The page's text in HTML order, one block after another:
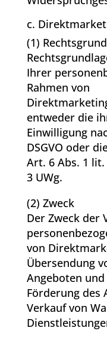
c.
(1)
Ihrer
Rahmen von
entweder die
Einwilligung
DSGVO oder
Art. 6 Abs. 1 lit.
3 UWg.
(2) Zweck
Der Zweck der
von
Übersendung
Angeboten
Förderung des
Verkauf von